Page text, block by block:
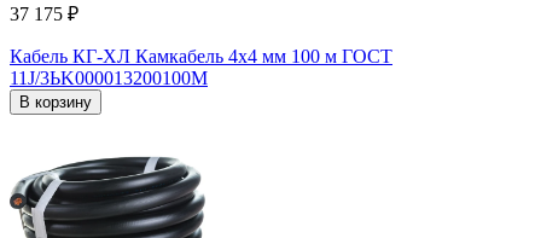
37 175 ₽
Кабель КГ-ХЛ Камкабель 4x4 мм 100 м ГОСТ
11J/3ЬK000013200100М
В корзину